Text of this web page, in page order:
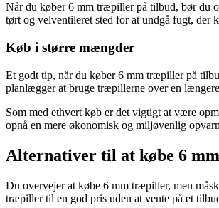
Når du køber 6 mm træpiller på tilbud, bør du
tørt og velventileret sted for at undgå fugt, der
Køb i større mængder
Et godt tip, når du køber 6 mm træpiller på
planlægger at bruge træpillerne over en
Som med ethvert køb er det vigtigt at være
opnå en mere økonomisk og miljøvenlig
Alternativer til at købe 6
Du overvejer at købe 6 mm træpiller, men
træpiller til en god pris uden at vente på et